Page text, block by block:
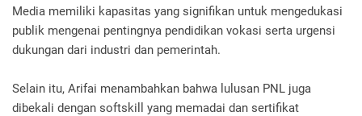
Media memiliki kapasitas yang signifikan untuk mengedukasi
publik mengenai pentingnya pendidikan vokasi serta urgensi
dukungan dari industri dan pemerintah.
Selain itu, Arifai menambahkan bahwa lulusan PNL juga
dibekali dengan softskill yang memadai dan sertifikat